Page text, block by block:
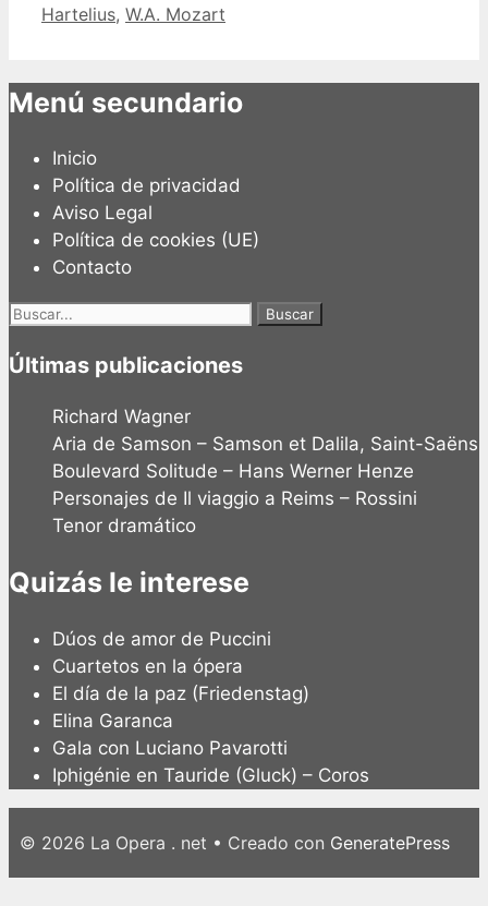
Hartelius, W.A. Mozart
Menú secundario
Inicio
Política de privacidad
Aviso Legal
Política de cookies (UE)
Contacto
Buscar:
Últimas publicaciones
Richard Wagner
Aria de Samson – Samson et Dalila, Saint-Saëns
Boulevard Solitude – Hans Werner Henze
Personajes de Il viaggio a Reims – Rossini
Tenor dramático
Quizás le interese
Dúos de amor de Puccini
Cuartetos en la ópera
El día de la paz (Friedenstag)
Elina Garanca
Gala con Luciano Pavarotti
Iphigénie en Tauride (Gluck) – Coros
© 2026 La Opera . net • Creado con GeneratePress